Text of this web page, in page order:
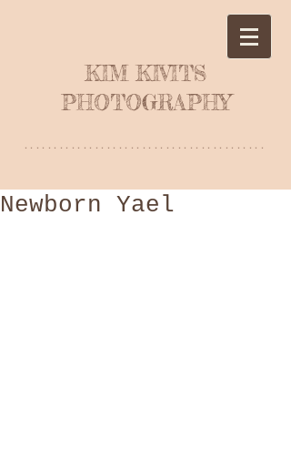
KIM KIVITS
PHOTOGRAPHY
*****************************************
Newborn Yael